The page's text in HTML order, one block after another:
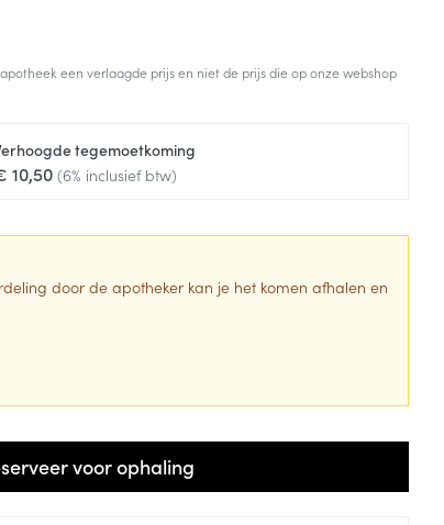
een verlaagde prijs en niet de prijs die op onze webshop
tegemoetkoming
10,50 (6% inclusief btw)
door de apotheker kan je het komen afhalen en
voor ophaling